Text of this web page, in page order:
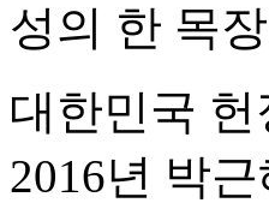
성의 한 목
대한민국
2016년 박